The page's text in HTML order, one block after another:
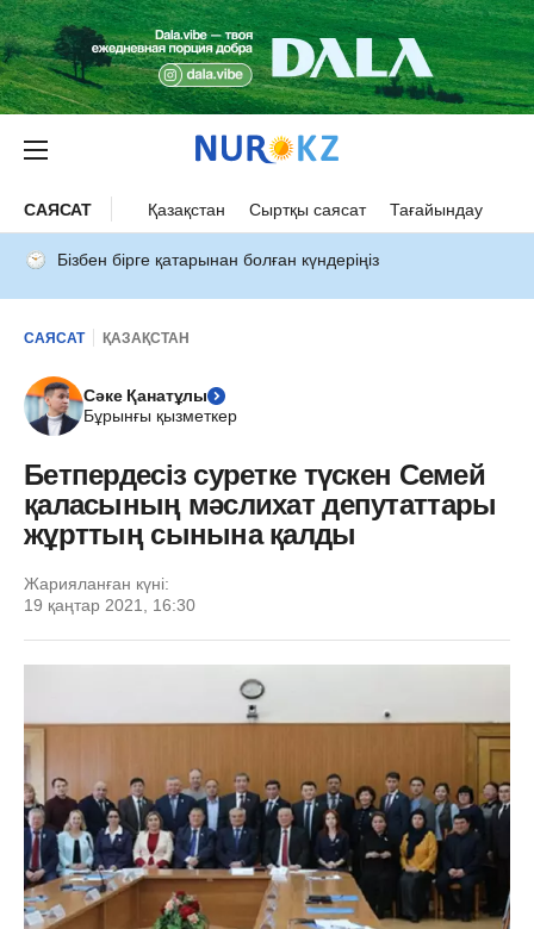
САЯСАТ Қазақстан Сыртқы саясат Тағайындау
Бізбен бірге қатарынан болған күндеріңіз
САЯСАТ ҚАЗАҚСТАН
Сәке Қанатұлы
Бұрынғы қызметкер
Бетпердесіз суретке түскен Семей
қаласының мәслихат депутаттары
жұрттың сынына қалды
Жарияланған күні:
19 қаңтар 2021, 16:30